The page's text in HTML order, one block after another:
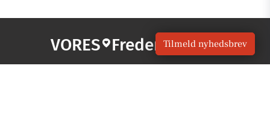
VORES Frederikssund
Tilmeld nyhedsbrev